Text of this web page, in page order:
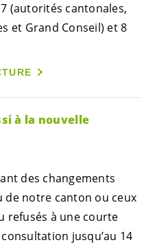
(autorités cantonales,
et Grand Conseil) et 8
à la nouvelle
des changements
de notre canton ou ceux
refusés à une courte
jusqu’au 14